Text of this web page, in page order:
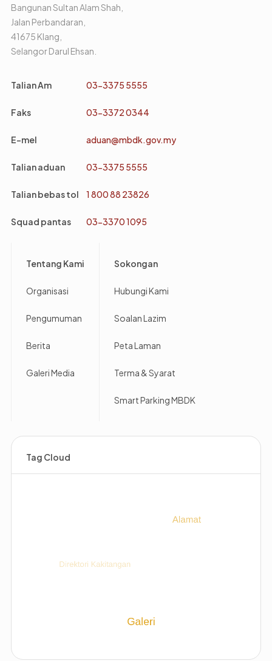
Bangunan Sultan Alam Shah,
Jalan Perbandaran,
41675 Klang,
Selangor Darul Ehsan.
Talian Am 03-3375 5555
Faks 03-3372 0344
E-mel aduan@mbdk.gov.my
Talian aduan 03-3375 5555
Talian bebas tol 1 800 88 23826
Squad pantas 03-3370 1095
Tentang Kami
Organisasi
Pengumuman
Berita
Galeri Media
Sokongan
Hubungi Kami
Soalan Lazim
Peta Laman
Terma & Syarat
Smart Parking MBDK
Tag Cloud